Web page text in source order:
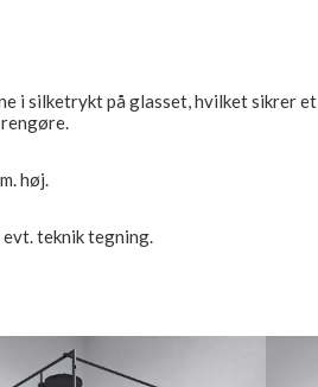
i silketrykt på glasset, hvilket sikrer et
høj.
teknik tegning.